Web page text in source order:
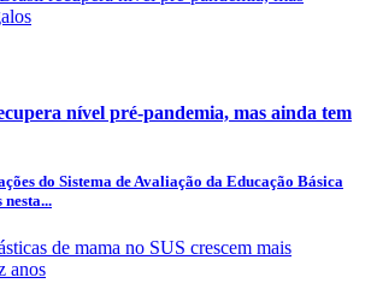
nível pré-pandemia, mas ainda tem
do Sistema de Avaliação da Educação Básica
nesta...